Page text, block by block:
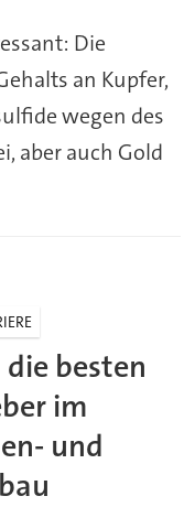
Die
an Kupfer,
wegen des
aber auch Gold
die besten
im
und